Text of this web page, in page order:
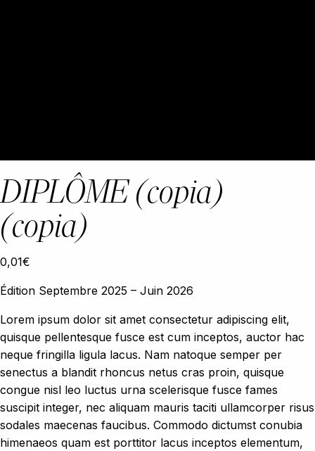
DIPLÔME (copia)
(copia)
0,01€
Édition Septembre 2025 – Juin 2026
Lorem ipsum dolor sit amet consectetur adipiscing elit,
quisque pellentesque fusce est cum inceptos, auctor hac
neque fringilla ligula lacus. Nam natoque semper per
senectus a blandit rhoncus netus cras proin, quisque
congue nisl leo luctus urna scelerisque fusce fames
suscipit integer, nec aliquam mauris taciti ullamcorper risus
sodales maecenas faucibus. Commodo dictumst conubia
himenaeos quam est porttitor lacus inceptos elementum,